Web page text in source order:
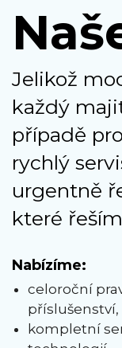
Jelikož
každý
případě
rychlý
urgentně
které
Nabízíme:
celoroční
příslušenství,
kompletní